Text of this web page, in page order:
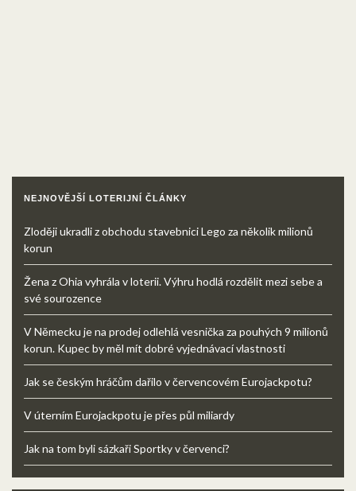
NEJNOVĚJŠÍ LOTERIJNÍ ČLÁNKY
Zloději ukradli z obchodu stavebnici Lego za několik milionů
korun
Žena z Ohia vyhrála v loterii. Výhru hodlá rozdělit mezi sebe a
své sourozence
V Německu je na prodej odlehlá vesnička za pouhých 9 milionů
korun. Kupec by měl mít dobré vyjednávací vlastnosti
Jak se českým hráčům dařilo v červencovém Eurojackpotu?
V úterním Eurojackpotu je přes půl miliardy
Jak na tom byli sázkaři Sportky v červenci?